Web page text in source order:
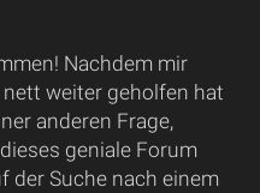
Nachdem mir
weiter geholfen hat
anderen Frage,
geniale Forum
der Suche nach einem